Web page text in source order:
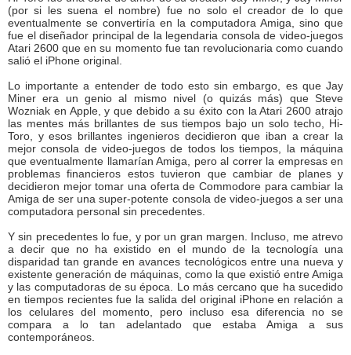
(por si les suena el nombre) fue no solo el creador de lo que
eventualmente se convertiría en la computadora Amiga, sino que
fue el diseñador principal de la legendaria consola de video-juegos
Atari 2600 que en su momento fue tan revolucionaria como cuando
salió el iPhone original.
Lo importante a entender de todo esto sin embargo, es que Jay
Miner era un genio al mismo nivel (o quizás más) que Steve
Wozniak en Apple, y que debido a su éxito con la Atari 2600 atrajo
las mentes más brillantes de sus tiempos bajo un solo techo, Hi-
Toro, y esos brillantes ingenieros decidieron que iban a crear la
mejor consola de video-juegos de todos los tiempos, la máquina
que eventualmente llamarían Amiga, pero al correr la empresas en
problemas financieros estos tuvieron que cambiar de planes y
decidieron mejor tomar una oferta de Commodore para cambiar la
Amiga de ser una super-potente consola de video-juegos a ser una
computadora personal sin precedentes.
Y sin precedentes lo fue, y por un gran margen. Incluso, me atrevo
a decir que no ha existido en el mundo de la tecnología una
disparidad tan grande en avances tecnológicos entre una nueva y
existente generación de máquinas, como la que existió entre Amiga
y las computadoras de su época. Lo más cercano que ha sucedido
en tiempos recientes fue la salida del original iPhone en relación a
los celulares del momento, pero incluso esa diferencia no se
compara a lo tan adelantado que estaba Amiga a sus
contemporáneos.